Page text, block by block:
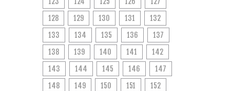
128
129 130 131
132
133
134 135 136
137
138
139 140 141
142
143
144 145 146
147
148
149 150 151
152